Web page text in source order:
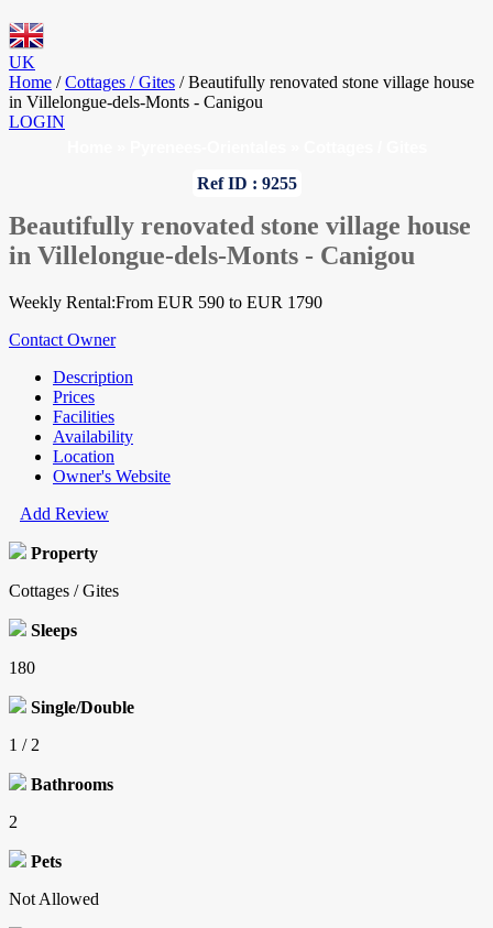
UK
Home / Cottages / Gites / Beautifully renovated stone village house
in Villelongue-dels-Monts - Canigou
LOGIN
Ref ID : 9255
Beautifully renovated stone village house
in Villelongue-dels-Monts - Canigou
Weekly Rental:From EUR 590 to EUR 1790
Contact Owner
Description
Prices
Facilities
Availability
Location
Owner's Website
Add Review
Property
Cottages / Gites
Sleeps
180
Single/Double
1 / 2
Bathrooms
2
Pets
Not Allowed